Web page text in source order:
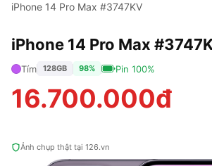
iPhone 14 Pro Max #3747KV
Ảnh chụp thật tại 126.vn
iPhone 14 Pro Max
Tím 128GB 98% Pin 100%
16.700.000đ